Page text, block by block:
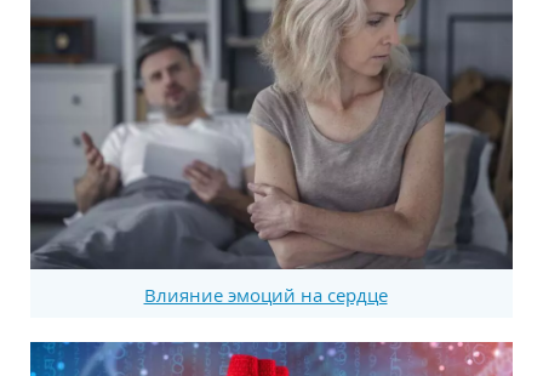
Влияние эмоций на сердце